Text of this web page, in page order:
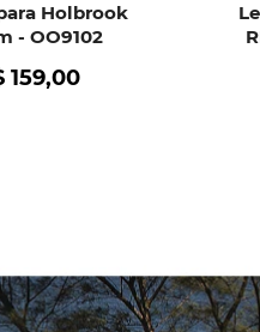
Holbrook
- OO9102
159,00